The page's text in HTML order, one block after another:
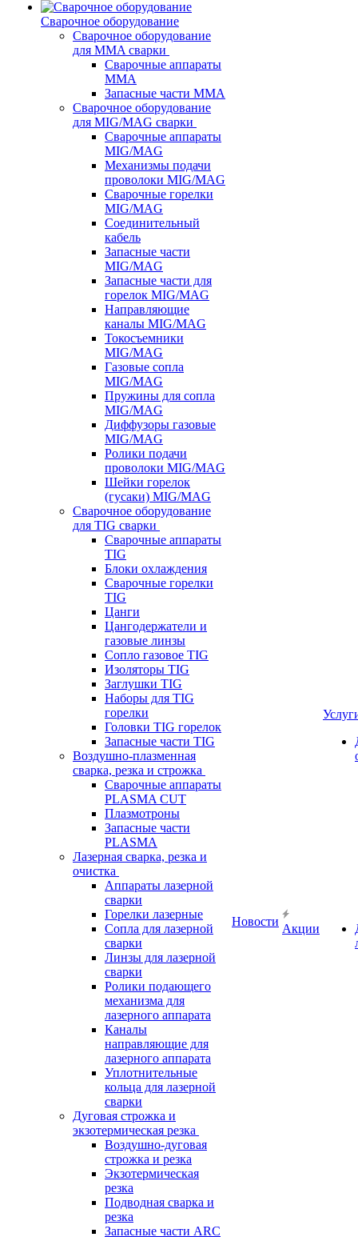
Сварочное оборудование
Сварочное оборудование
для MMA сварки
Сварочные аппараты
MMA
Запасные части MMA
Сварочное оборудование
для MIG/MAG сварки
Сварочные аппараты
MIG/MAG
Механизмы подачи
проволоки MIG/MAG
Сварочные горелки
MIG/MAG
Соединительный
кабель
Запасные части
MIG/MAG
Запасные части для
горелок MIG/MAG
Направляющие
каналы MIG/MAG
Токосъемники
MIG/MAG
Газовые сопла
MIG/MAG
Пружины для сопла
MIG/MAG
Диффузоры газовые
MIG/MAG
Ролики подачи
проволоки MIG/MAG
Шейки горелок
(гусаки) MIG/MAG
Сварочное оборудование
для TIG сварки
Сварочные аппараты
TIG
Блоки охлаждения
Сварочные горелки
TIG
Цанги
Цангодержатели и
газовые линзы
Сопло газовое TIG
Изоляторы TIG
Заглушки TIG
Наборы для TIG
горелки
Головки TIG горелок
Запасные части TIG
Воздушно-плазменная
сварка, резка и строжка
Сварочные аппараты
PLASMA CUT
Плазмотроны
Запасные части
PLASMA
Лазерная сварка, резка и
очистка
Аппараты лазерной
сварки
Горелки лазерные
Сопла для лазерной
сварки
Линзы для лазерной
сварки
Ролики подающего
механизма для
лазерного аппарата
Каналы
направляющие для
лазерного аппарата
Уплотнительные
кольца для лазерной
сварки
Дуговая строжка и
экзотермическая резка
Воздушно-дуговая
строжка и резка
Экзотермическая
резка
Подводная сварка и
резка
Запасные части ARC
Новости
Акции